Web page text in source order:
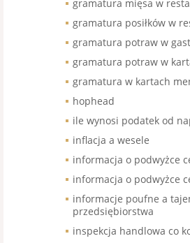
gramatura mięsa w
gramatura posiłków w
gramatura potraw w
gramatura potraw w
gramatura w kartach
hophead
ile wynosi podatek od
inflacja a wesele
informacja o podwyżce
informacja o podwyżce
informacje poufne a
przedsiębiorstwa
inspekcja handlowa co